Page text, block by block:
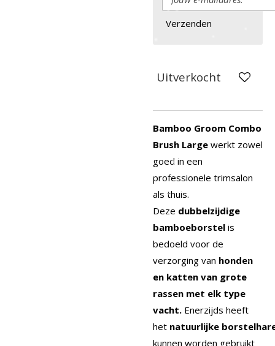
Verzenden
Uitverkocht
Bamboo Groom Combo
Brush Large werkt zowel
goed in een
professionele trimsalon
als thuis.
Deze dubbelzijdige
bamboeborstel is
bedoeld voor de
verzorging van honden
en katten van grote
rassen met elk type
vacht. Enerzijds heeft
het natuurlijke
kunnen worden gebruikt